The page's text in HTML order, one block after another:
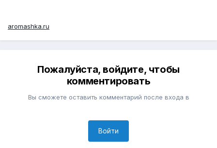
aromashka.ru
Пожалуйста, войдите, чтобы
комментировать
Вы сможете оставить комментарий после входа в
Войти